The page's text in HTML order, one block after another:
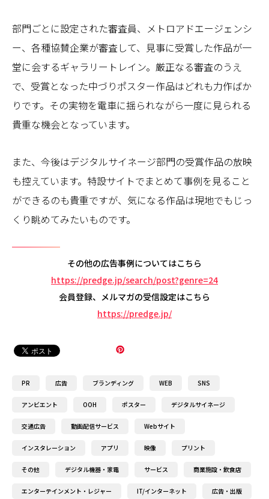
部門ごとに設定された審査員、メトロアドエージェンシ
ー、各種協賛企業が審査して、見事に受賞した作品が一
堂に会するギャラリートレイン。厳正なる審査のうえ
で、受賞となった中づりポスター作品はどれも力作ばか
りです。その実物を電車に揺られながら一度に見られる
貴重な機会となっています。
また、今後はデジタルサイネージ部門の受賞作品の放映
も控えています。特設サイトでまとめて事例を見ること
ができるのも貴重ですが、気になる作品は現地でもじっ
くり眺めてみたいものです。
その他の広告事例についてはこちら
https://predge.jp/search/post?genre=24
会員登録、メルマガの受信設定はこちら
https://predge.jp/
PR 広告 ブランディング WEB SNS
アンビエント OOH ポスター デジタルサイネージ
交通広告 動画配信サービス Webサイト
インスタレーション アプリ 映像 プリント
その他 デジタル機器・家電 サービス 商業施設・飲食店
エンターテインメント・レジャー IT/インターネット 広告・出版